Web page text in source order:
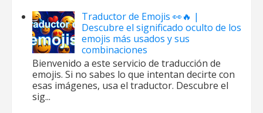
Traductor de Emojis 👀🔥 |
Descubre el significado oculto de los
emojis más usados y sus
combinaciones
Bienvenido a este servicio de traducción de
emojis. Si no sabes lo que intentan decirte con
esas imágenes, usa el traductor. Descubre el
sig...